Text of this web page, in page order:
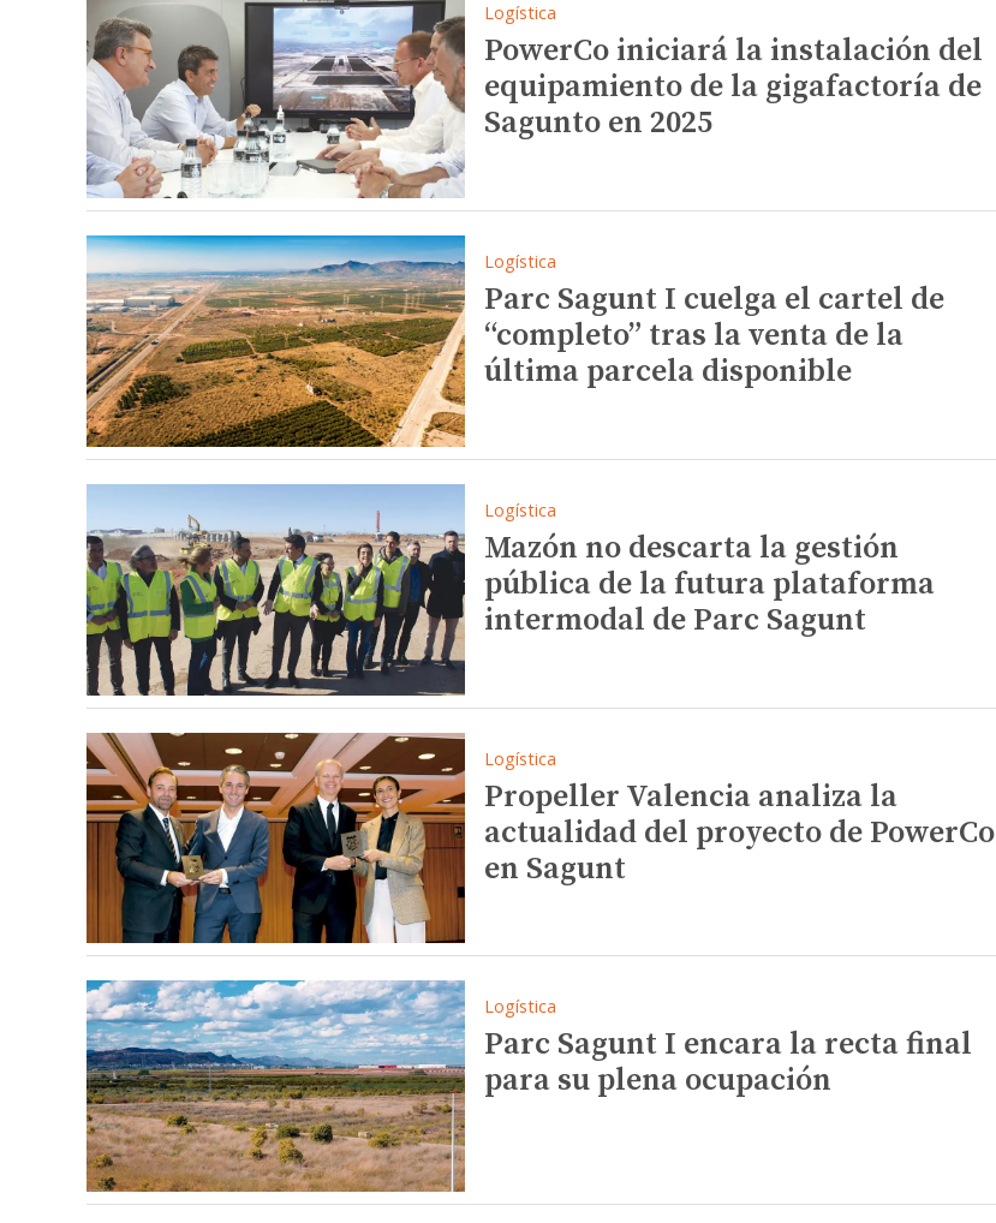
Logística
PowerCo iniciará la instalación del
equipamiento de la gigafactoría de
Sagunto en 2025
Logística
Parc Sagunt I cuelga el cartel de
“completo” tras la venta de la
última parcela disponible
Logística
Mazón no descarta la gestión
pública de la futura plataforma
intermodal de Parc Sagunt
Logística
Propeller Valencia analiza la
actualidad del proyecto de PowerCo
en Sagunt
Logística
Parc Sagunt I encara la recta final
para su plena ocupación